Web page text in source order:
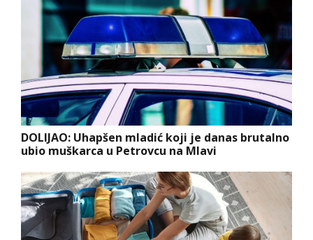
DOLIJAO: Uhapšen mladić koji je danas brutalno
ubio muškarca u Petrovcu na Mlavi